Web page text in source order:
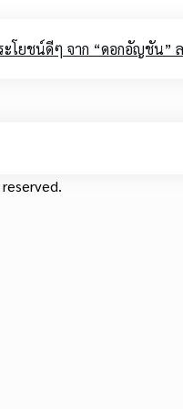
ะโยชน์ดีๆ จาก “ดอกอัญชัน”